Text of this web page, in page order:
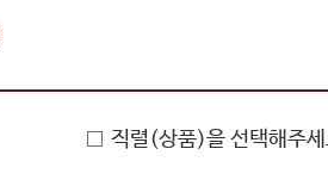
직렬(상품)을 선택해주